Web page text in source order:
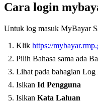
Cara login
Untuk log masuk MyBayar
Klik https://
Pilih Bahasa sama ada
Lihat pada bahagian
Isikan Id Pengguna
Isikan Kata Laluan